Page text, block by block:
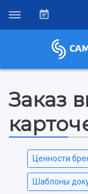
Заказ
Ценности
Шаблоны